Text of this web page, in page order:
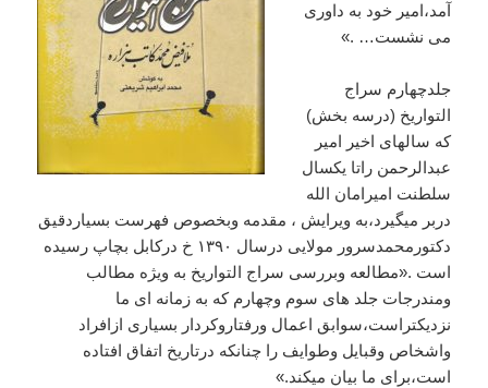
آمد،امیر خود به داوری
می نشست… .»
جلدچهارم سراج
التواریخ (درسه بخش)
که سالهای اخیر امیر
عبدالرحمن راتا یکسال
سلطنت امیرامان الله
دربر میگیرد،به ویرایش ، مقدمه وبخصوص فهرست بسیاردقیق
دکتورمحمدسرور مولایی درسال ۱۳۹۰ خ درکابل بچاپ رسیده
است .«مطالعه وبررسی سراج التواریخ به ویژه مطالب
ومندرجات جلد های سوم وچهارم که به زمانه ای ما
نزدیکتراست،سوابق اعمال ورفتاروکردار بسیاری ازافراد
واشخاص وقبایل وطوایف را چنانکه درتاریخ اتفاق افتاده
است،برای ما بیان میکند.»